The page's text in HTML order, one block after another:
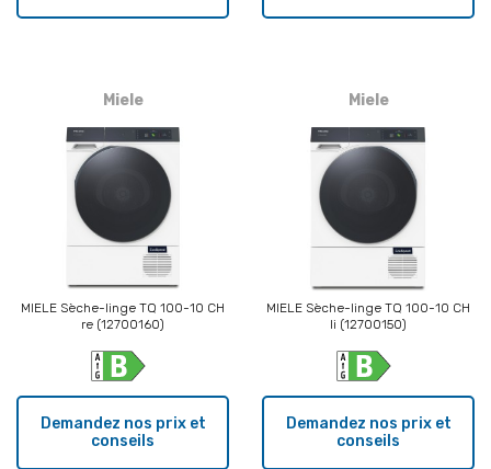
Miele
MIELE Sèche-linge TQ 100-10 CH
re (12700160)
Demandez nos prix et
conseils
Miele
MIELE Sèche-linge TQ 100-10 CH
li (12700150)
Demandez nos prix et
conseils